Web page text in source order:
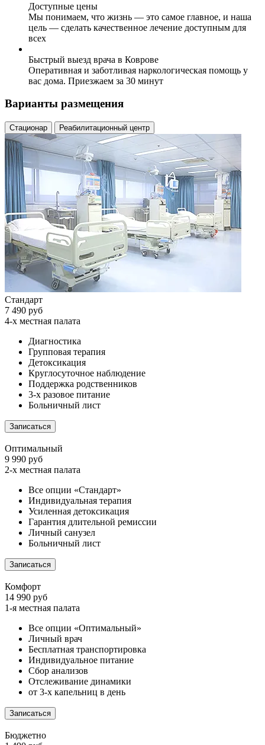
Доступные цены
Мы понимаем, что жизнь — это самое главное, и наша
цель — сделать качественное лечение доступным для
всех
Быстрый выезд врача в Коврове
Оперативная и заботливая наркологическая помощь у
вас дома. Приезжаем за 30 минут
Варианты размещения
Стационар Реабилитационный центр
Стандарт
7 490 руб
4-х местная палата
Диагностика
Групповая терапия
Детоксикация
Круглосуточное наблюдение
Поддержка родственников
3-х разовое питание
Больничный лист
Записаться
Оптимальный
9 990 руб
2-х местная палата
Все опции «Стандарт»
Индивидуальная терапия
Усиленная детоксикация
Гарантия длительной ремиссии
Личный санузел
Больничный лист
Записаться
Комфорт
14 990 руб
1-я местная палата
Все опции «Оптимальный»
Личный врач
Бесплатная транспортировка
Индивидуальное питание
Сбор анализов
Отслеживание динамики
от 3-х капельниц в день
Записаться
Бюджетно